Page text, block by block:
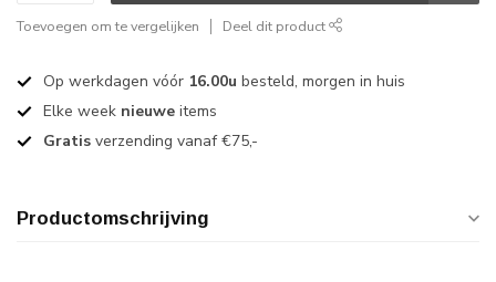
Toevoegen om te vergelijken Deel dit product
Op werkdagen vóór 16.00u besteld, morgen in huis
Elke week nieuwe items
Gratis verzending vanaf €75,-
Productomschrijving